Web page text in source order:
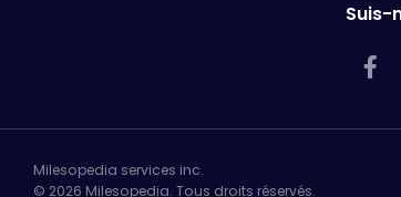
Suis-
Milesopedia services inc.
© 2026 Milesopedia. Tous droits réservés.